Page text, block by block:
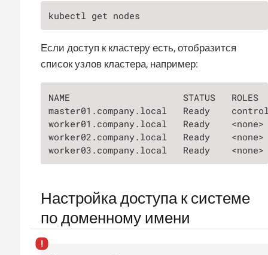
kubectl get nodes
Если доступ к кластеру есть, отобразится
список узлов кластера, например:
NAME                     STATUS   ROLES
master01.company.local   Ready
worker01.company.local   Ready
worker02.company.local   Ready
worker03.company.local   Ready
Настройка доступа к системе
по доменному имени